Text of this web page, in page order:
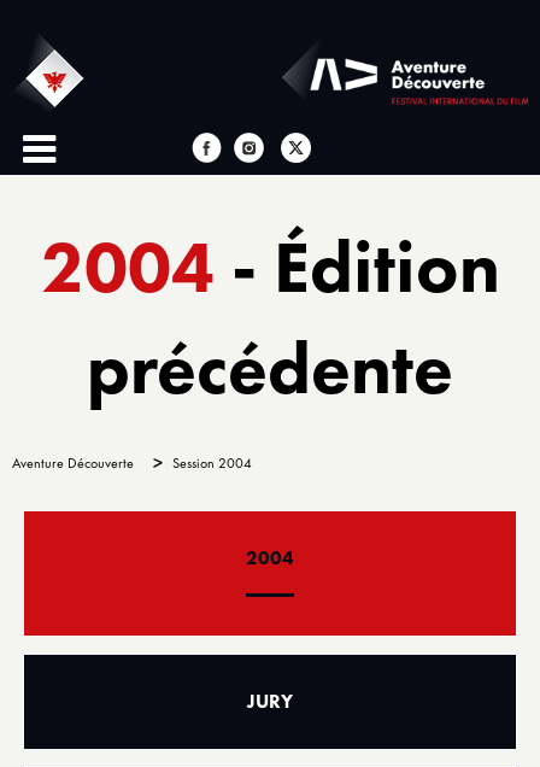
2004 - Édition
précédente
Aventure Découverte > Session 2004
2004
JURY